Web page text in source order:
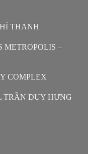
THANH
METROPOLIS –
COMPLEX
TRẦN DUY HƯNG